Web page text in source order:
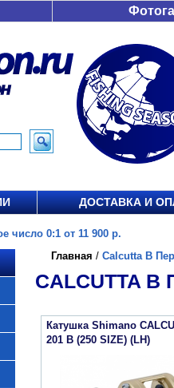
ДОСТАВКА И
число 0:1 от 11 900 р.
Главная / Calcutta B
CALCUTTA
Катушка Shimano
201 B (250 SIZE) (LH)